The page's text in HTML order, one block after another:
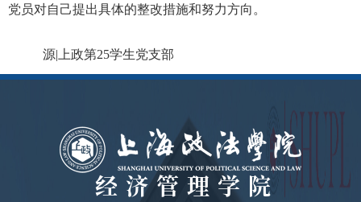
党员对自己提出具体的整改措施和努力方向。
源| 上政第25学生党支部
经济管理学院